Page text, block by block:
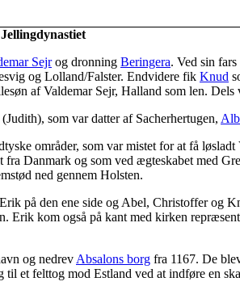
Sejrog dronning Beringera. Ved sin
og Lolland/Falster. Endvidere fik Knud
af Valdemar Sejr, Halland som len.
(Judith), som var datter af Sacherhertugen,
områder, som var mistet for at få
fra Danmark og som ved ægteskabet med
ned gennem Holsten.
på den ene side og Abel, Christoffer og
Erik kom også på kant med kirken
og nedrev Absalons borg fra 1167. De
til et felttog mod Estland ved at indføre en